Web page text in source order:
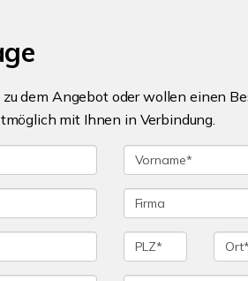
dem Angebot oder wollen einen
mit Ihnen in Verbindung.